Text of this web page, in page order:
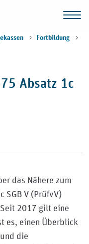
Fortbildung
Absatz 1c
das Nähere zum
SGB V (PrüfvV)
2017 gilt eine
es, einen Überblick
die